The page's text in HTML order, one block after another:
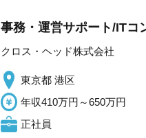
事務・運営サポート/ITコ
クロス・ヘッド株式会社
東京都 港区
年収410万円～650万円
正社員